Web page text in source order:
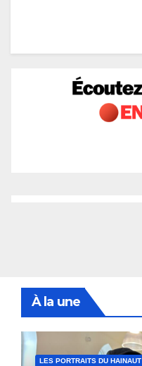
À la une
LES PORTRAITS DU HAINAUT